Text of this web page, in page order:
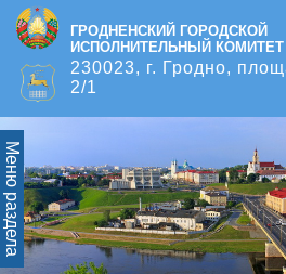
ГРОДНЕНСКИЙ ГОРОДСКОЙ
ИСПОЛНИТЕЛЬНЫЙ КОМИТЕТ
230023, г. Гродно,
2/1
Меню раздела